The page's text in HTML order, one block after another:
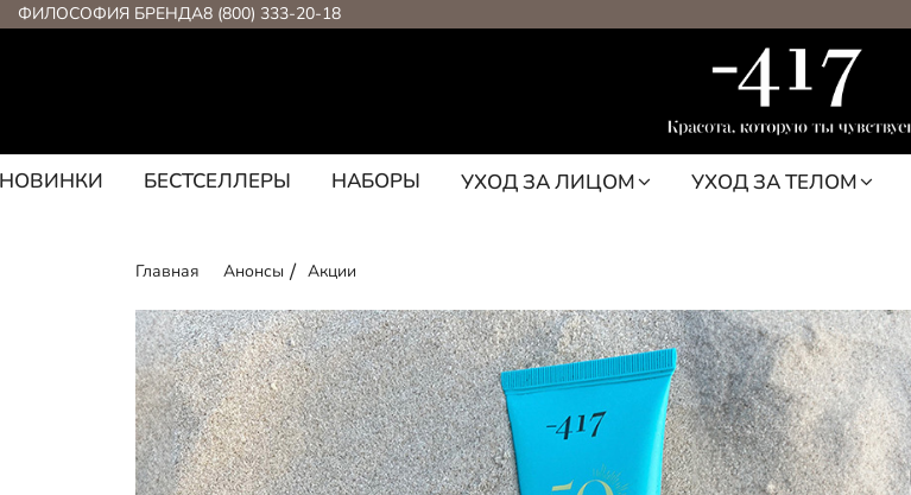
ФИЛОСОФИЯ БРЕНДА8 (800) 333-20-18
БЕСТСЕЛЛЕРЫ НАБОРЫ УХОД ЗА ЛИЦОМ УХОД ЗА ТЕЛОМ
Главная Анонсы Акции